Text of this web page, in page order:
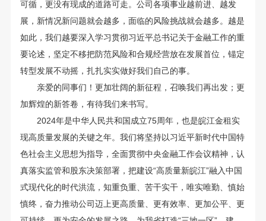
可循，更没有现成的道路可走。公司各项事业越前进、越发
展，新情况新问题就会越多，面临的风险挑战就会越多。越是
如此，我们越要深入学习贯彻习近平总书记关于金融工作的重
要论述，坚定不移把防范风险和合规经营放在发展首位，锚定
转型发展不动摇，扎扎实实做好我们自己的事。
亲爱的同事们！更加壮阔的新征程，召唤我们再出发；更
加辉煌的新答卷，有待我们来书写。
2024年是中华人民共和国成立75周年，也是皖江金租实
现高质量发展的关键之年。我们将坚持以习近平新时代中国特
色社会主义思想为指导，全面贯彻中央金融工作会议精神，认
真落实监管和股东决策部署，把建设“高质量新皖江”融入中国
式现代化的时代洪流，知重负重、苦干实干，唯实唯勤、慎始
慎终，奋力推动公司迈上更高质量、更有效率、更加公平、更